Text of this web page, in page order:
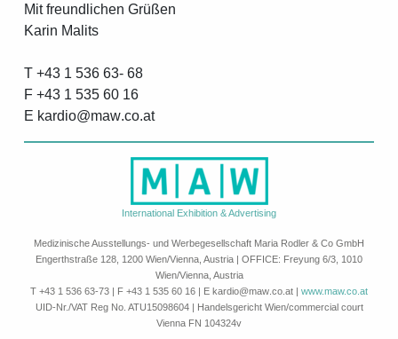
Mit freundlichen Grüßen
Karin Malits
T +43 1 536 63- 68
F +43 1 535 60 16
E kardio aw co at
International Exhibition & Advertising
Medizinische Ausstellungs- und Werbegesellschaft Maria Rodler & Co GmbH
Engerthstraße 128, 1200 Wien/Vienna, Austria | OFFICE: Freyung 6/3, 1010
Wien/Vienna, Austria
T +43 1 536 63-73 | F +43 1 535 60 16 | E kardio aw co at | www.maw.co.at
UID-Nr./VAT Reg No. ATU15098604 | Handelsgericht Wien/commercial court
Vienna FN 104324v